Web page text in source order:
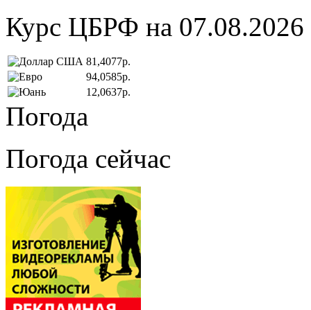
Курс ЦБРФ на 07.08.2026
81,4077р.
94,0585р.
12,0637р.
Погода
Погода сейчас